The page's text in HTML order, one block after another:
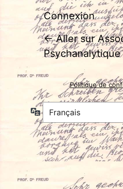
Connexion
← Aller sur
Politique de
Langue